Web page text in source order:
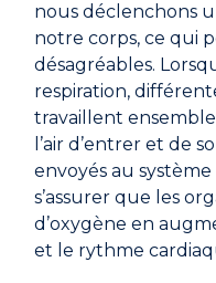
nous déclenchons
notre corps, ce qui
désagréables.
respiration,
travaillent
l’air d’entrer et de
envoyés au
s’assurer que les
d’oxygène en
et le rythme